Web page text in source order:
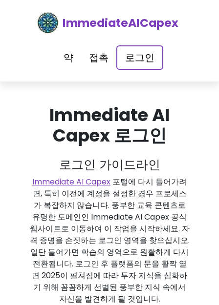
ImmediateAICapex
약 접촉 로그인
Immediate AI
Capex 로그인
로그인 가이드라인
Immediate AI Capex 포털에 다시 들어가려
면, 특히 이전에 계정을 설정한 경우 프로세스
가 복잡하지 않습니다. 풍부한 교육 콘텐츠로
유명한 도메인인 Immediate AI Capex 공식
웹사이트로 이동하여 이 작업을 시작하세요. 자
격 증명을 손짓하는 로그인 영역을 찾으십시오.
일단 들어가면 학습의 영역으로 원활하게 다시
전환됩니다. 로그인 후 플랫폼의 문을 활짝 열
면 2025이 펼쳐짐에 따라 투자 지식을 심화하
기 위해 꼼꼼하게 선별된 풍부한 지식 속에서
자신을 발견하게 될 것입니다.